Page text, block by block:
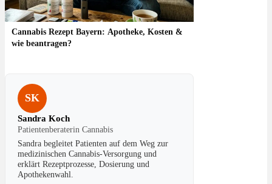
Cannabis Rezept Bayern: Apotheke, Kosten &
wie beantragen?
SK
Sandra Koch
Patientenberaterin Cannabis
Sandra begleitet Patienten auf dem Weg zur
medizinischen Cannabis-Versorgung und
erklärt Rezeptprozesse, Dosierung und
Apothekenwahl.